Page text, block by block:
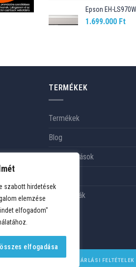
szabott hirdetések
elemzése
elfogadom"
elfogadása
Epson EH-
1.699.000 Ft
RÓLUNK
TERMÉKEK
Termékek
Blog
Szolgáltatások
Referenciák
FIÓKOM KAPCSOLAT VÁSÁRLÁSI FELTÉTELEK